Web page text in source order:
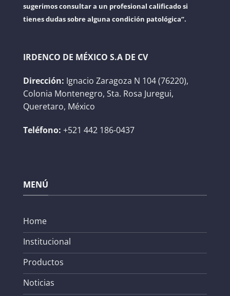
sugerimos consultar a un profesional calificado si
tienes dudas sobre alguna condición patológica”.
IRDENCO DE MÉXICO S.A DE CV
Dirección: Ignacio Zaragoza N 104 (76220),
Colonia Montenegro, Sta. Rosa Juregui,
Queretaro, México
Teléfono: +521 442 186-0437
MENÚ
Home
Institucional
Productos
Noticias